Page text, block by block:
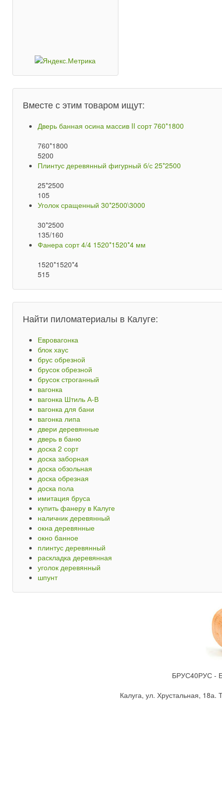
Вместе с этим товаром ищут:
Дверь банная осина массив II сорт 760*1800
760*1800
5200
Плинтус деревянный фигурный б/с 25*2500
25*2500
105
Уголок сращенный 30*2500\3000
30*2500
135/160
Фанера сорт 4/4 1520*1520*4 мм
1520*1520*4
515
Найти пиломатериалы в Калуге:
Евровагонка
блок хаус
брус обрезной
брусок обрезной
брусок строганный
вагонка
вагонка Штиль А-В
вагонка для бани
вагонка липа
двери деревянные
дверь в баню
доска 2 сорт
доска заборная
доска обзольная
доска обрезная
доска пола
имитация бруса
купить фанеру в Калуге
наличник деревянный
окна деревянные
окно банное
плинтус деревянный
раскладка деревянная
уголок деревянный
шпунт
БРУС40РУС -
Калуга, ул. Хрустальная,